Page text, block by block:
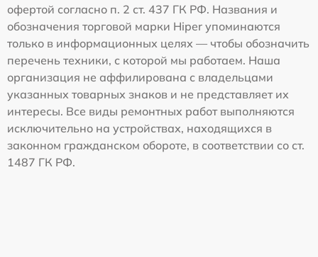
офертой согласно п. 2 ст. 437 ГК РФ. Названия и
обозначения торговой марки Hiper упоминаются
только в информационных целях — чтобы обозначить
перечень техники, с которой мы работаем. Наша
организация не аффилирована с владельцами
указанных товарных знаков и не представляет их
интересы. Все виды ремонтных работ выполняются
исключительно на устройствах, находящихся в
законном гражданском обороте, в соответствии со ст.
1487 ГК РФ.